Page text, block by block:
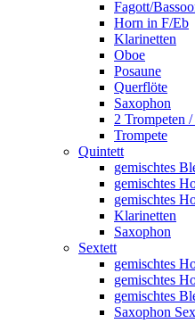
Fagott/
Horn in F/Eb
Klarinetten
Oboe
Posaune
Querflöte
Saxophon
2 Trompeten
Trompete
Quintett
gemischtes
gemischtes
gemischtes
Klarinetten
Saxophon
Sextett
gemischtes
gemischtes
gemischtes
Saxophon